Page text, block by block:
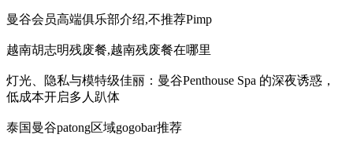
曼谷会员高端俱乐部介绍,不推荐Pimp
越南胡志明残废餐,越南残废餐在哪里
灯光、隐私与模特级佳丽：曼谷Penthouse Spa 的深夜诱惑，
低成本开启多人趴体
泰国曼谷patong区域gogobar推荐